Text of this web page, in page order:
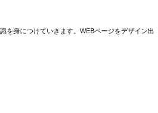
を身につけていきます。WEBページをデザイン出